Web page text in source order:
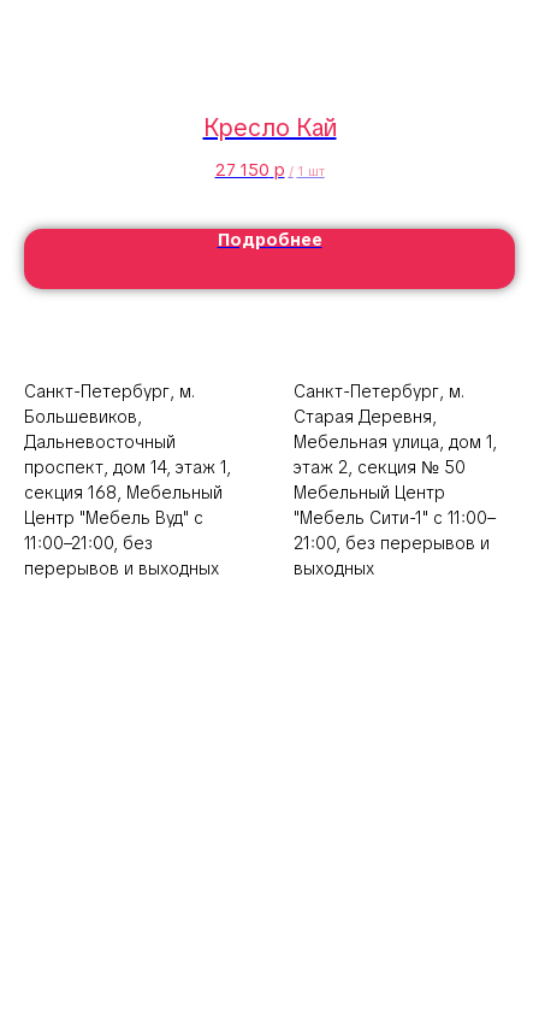
Кресло Кай
27 150 р / 1 шт
Подробнее
Санкт-Петербург, м.
Большевиков,
Дальневосточный
проспект, дом 14, этаж 1,
секция 168, Мебельный
Центр "Мебель Вуд" с
11:00–21:00, без
перерывов и выходных
Санкт-Петербург, м.
Старая Деревня,
Мебельная улица, дом 1,
этаж 2, секция № 50
Мебельный Центр
"Мебель Сити-1" с 11:00–
21:00, без перерывов и
выходных